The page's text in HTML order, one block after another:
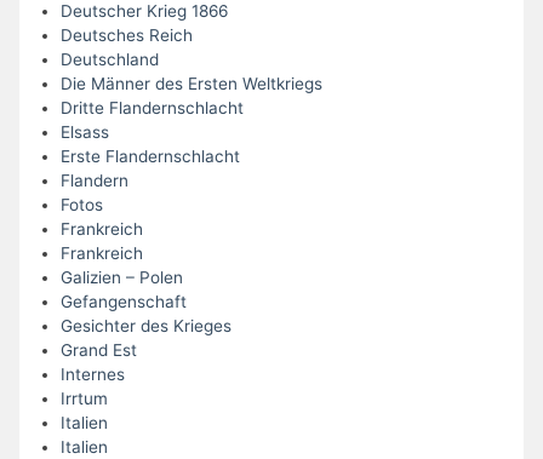
Deutscher Krieg 1866
Deutsches Reich
Deutschland
Die Männer des Ersten Weltkriegs
Dritte Flandernschlacht
Elsass
Erste Flandernschlacht
Flandern
Fotos
Frankreich
Frankreich
Galizien – Polen
Gefangenschaft
Gesichter des Krieges
Grand Est
Internes
Irrtum
Italien
Italien